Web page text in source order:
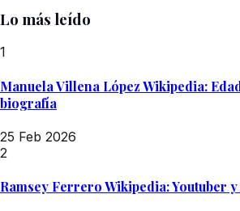
Lo más leído
1
Manuela Villena López Wikipedia:
biografía
25 Feb 2026
2
Ramsey Ferrero Wikipedia: Youtuber